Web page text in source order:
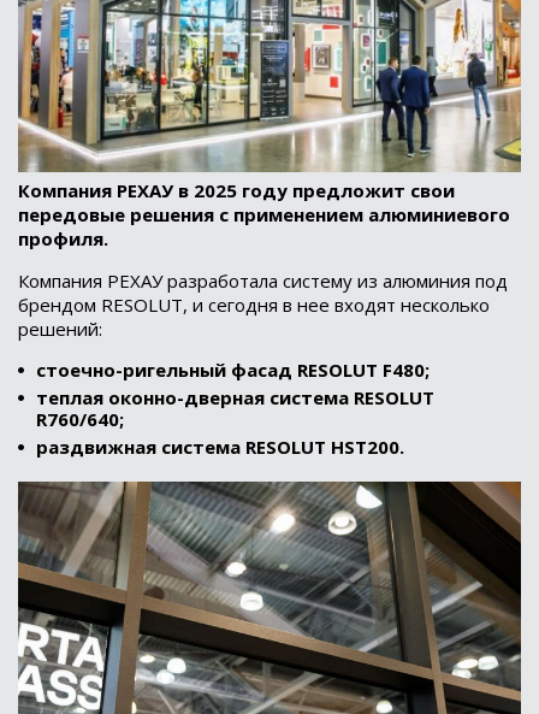
Компания РЕХАУ в 2025 году предложит свои
передовые решения с применением алюминиевого
профиля.
Компания РЕХАУ разработала систему из алюминия под
брендом RESOLUT, и сегодня в нее входят несколько
решений:
стоечно-ригельный фасад RESOLUT F480;
теплая оконно-дверная система RESOLUT
R760/640;
раздвижная система RESOLUT HST200.